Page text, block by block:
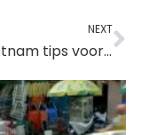
NEXT
20 Vietnam tips voor de perfecte reis